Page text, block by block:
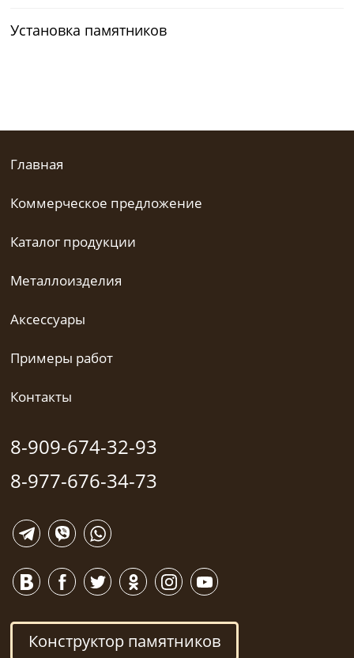
Установка памятников
Главная
Коммерческое предложение
Каталог продукции
Металлоизделия
Аксессуары
Примеры работ
Контакты
8-909-674-32-93
8-977-676-34-73
Конструктор памятников